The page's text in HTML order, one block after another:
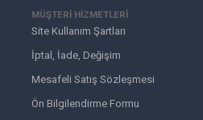
MÜŞTERI HIZMETLERI
Site Kullanım Şartları
İptal, İade, Değişim
Mesafeli Satış Sözleşmesi
Ön Bilgilendirme Formu